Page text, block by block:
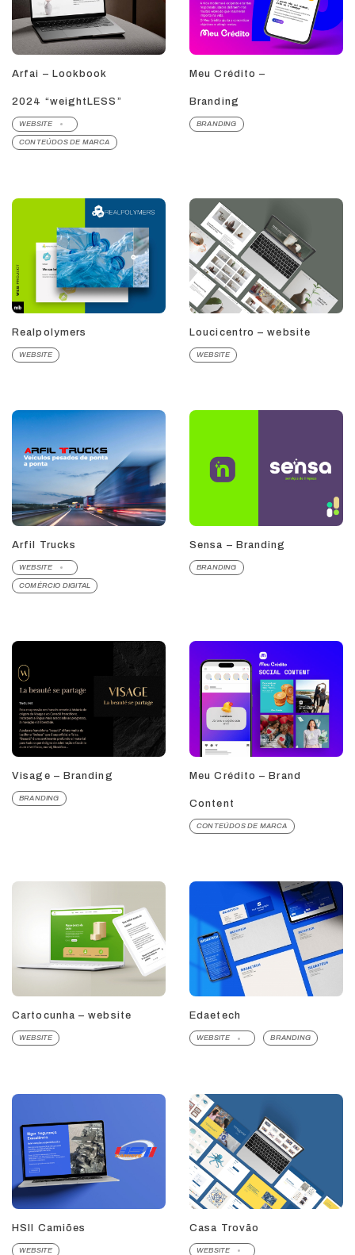
Arfai – Lookbook
2024 “weightLESS”
WEBSITE
CONTEÚDOS DE MARCA
Meu Crédito –
Branding
BRANDING
Realpolymers
WEBSITE
Loucicentro – website
WEBSITE
Arfil Trucks
WEBSITE
COMÉRCIO DIGITAL
Sensa – Branding
BRANDING
Visage – Branding
BRANDING
Meu Crédito – Brand
Content
CONTEÚDOS DE MARCA
Cartocunha – website
WEBSITE
Edaetech
WEBSITE BRANDING
HSII Camiões
WEBSITE
Casa Trovão
WEBSITE